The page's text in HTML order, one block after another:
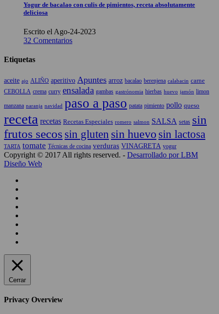
Yogur de bacalao con culis de pimientos, receta absolutamente
deliciosa
Escrito el Ago-24-2023
32 Comentarios
Etiquetas
aceite ajo ALIÑO aperitivo Apuntes arroz bacalao berenjena calabacin carne
CEBOLLA crema curry ensalada gambas gastrónomia hierbas huevo jamón limon
manzana naranja navidad paso a paso patata pimiento pollo queso
receta recetas Recetas Especiales romero salmon SALSA setas sin
frutos secos sin gluten sin huevo sin lactosa
TARTA tomate Técnicas de cocina verduras VINAGRETA yogur
Copyright © 2017 All rights reserved. - Desarrollado por LBM
Diseño Web
Cerrar
Privacy Overview